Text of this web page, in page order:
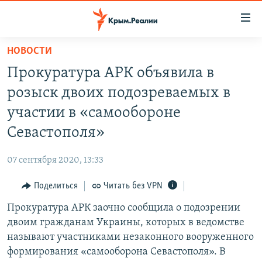
Вернуться
основному
содержанию
Вернутся
главной
Вернутся
поиску
СПЕЦПРОЕКТЫ
ВОДА
ИСТОРИЯ
ИНТЕРАКТИВ
ИНФОГРАФИКА
ТЕЛЕПРОЕКТ КРЫМ.РЕАЛИИ
СОВЕТЫ ПРАВОЗАЩИТНИКОВ
ПРОПАВШИЕ БЕЗ ВЕСТИ
РАДІО СВОБОДА
КАК ОБОЙТИ БЛОКИРОВКУ
Українською
Qırımtatar
НОВОСТИ
Прокуратура АРК объявила в
розыск двоих подозреваемых в
участии в «самообороне
Севастополя»
07 сентября 2020, 13:33
Поделиться Читать без VPN
Прокуратура АРК заочно сообщила о подозрении
двоим гражданам Украины, которых в ведомстве
называют участниками незаконного вооруженного
формирования «самооборона Севастополя». В